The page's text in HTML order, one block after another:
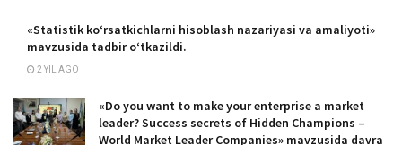
«Statistik ko‘rsatkichlarni hisoblash nazariyasi va amaliyoti»
mavzusida tadbir o‘tkazildi.
2 YIL AGO
«Do you want to make your enterprise a market
leader? Success secrets of Hidden Champions –
World Market Leader Companies» mavzusida davra